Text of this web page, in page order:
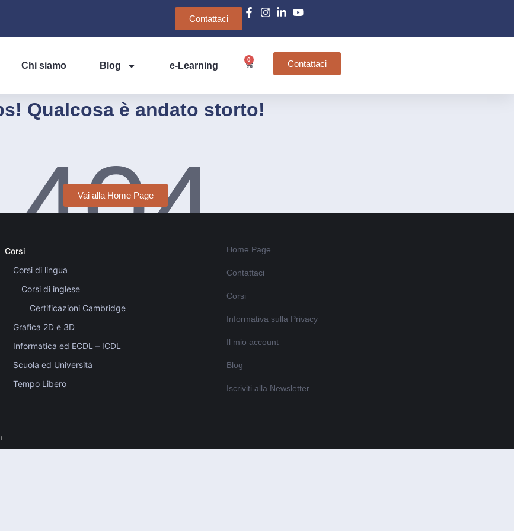
Contattaci
Chi siamo Blog e-Learning
0 Contattaci
Qualcosa è andato storto!
404
Vai alla Home Page
Corsi
Corsi di lingua
Corsi di inglese
Certificazioni Cambridge
Grafica 2D e 3D
Informatica ed ECDL – ICDL
Scuola ed Università
Tempo Libero
Home Page
Contattaci
Corsi
Informativa sulla Privacy
Il mio account
Blog
Iscriviti alla Newsletter